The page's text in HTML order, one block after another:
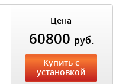
Цена
60800 руб.
Купить с
установкой